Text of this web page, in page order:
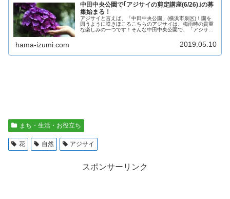
中田中央公園で｢アジサイの剪定講座(6/26)｣の募
集始まる！
アジサイと言えば、「中田中央公園」(横浜市泉区)！園を
囲うように咲きほこるこちらのアジサイは、梅雨時の貴重
な楽しみの一つです！そんな中田中央公園で、「アジサイ
hama-izumi.com 2019.05.10
まち・生活・お役立ち
花 自然 アジサイ
スポンサーリンク